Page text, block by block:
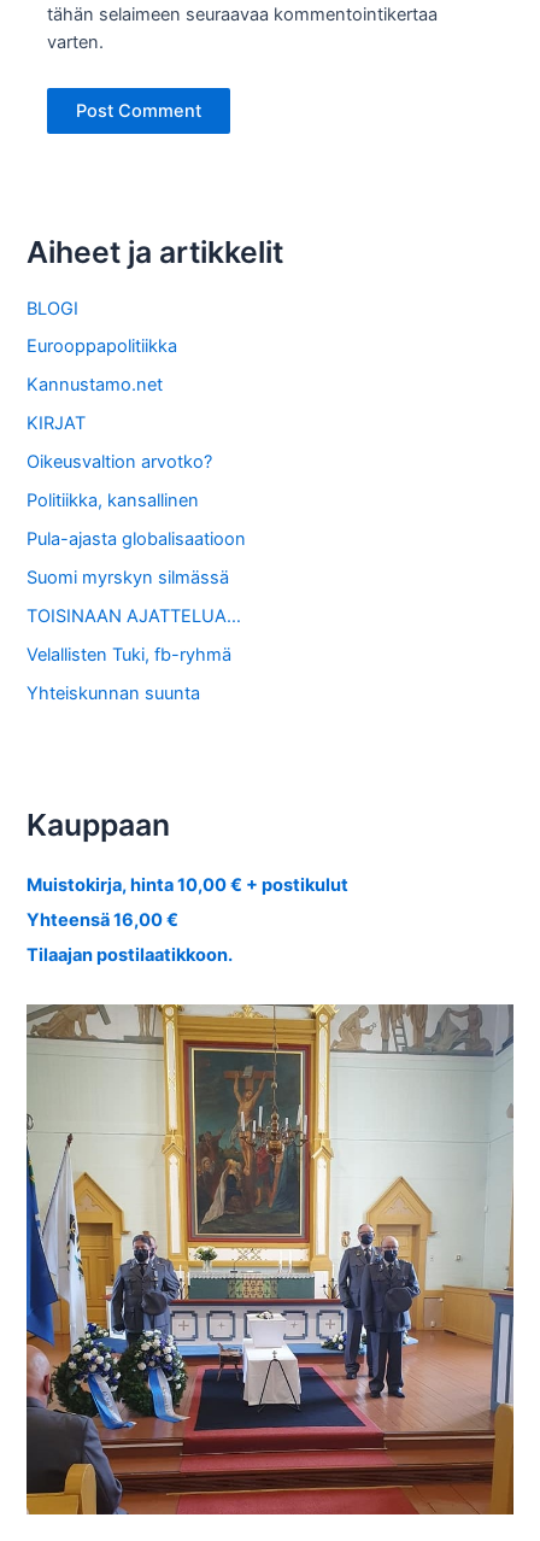
tähän selaimeen seuraavaa kommentointikertaa
varten.
Aiheet ja artikkelit
BLOGI
Eurooppapolitiikka
Kannustamo.net
KIRJAT
Oikeusvaltion arvotko?
Politiikka, kansallinen
Pula-ajasta globalisaatioon
Suomi myrskyn silmässä
TOISINAAN AJATTELUA…
Velallisten Tuki, fb-ryhmä
Yhteiskunnan suunta
Kauppaan
Muistokirja, hinta 10,00 € + postikulut
Yhteensä 16,00 €
Tilaajan postilaatikkoon.